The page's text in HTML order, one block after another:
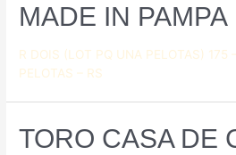
MADE IN PAMPA
R DOIS (LOT PQ UNA PELOTAS) 175
PELOTAS – RS
TORO CASA DE